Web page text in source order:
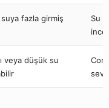
fazla girmiş
Su
veya düşük su